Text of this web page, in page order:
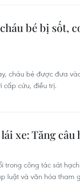
bé bị sốt,
cháu bé được đưa
cấp cứu, điều trị.
xe: Tăng
trong công tác sát
luật và văn hóa tham